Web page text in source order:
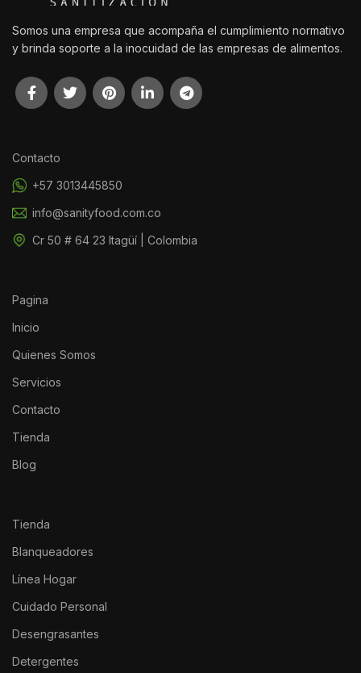
Somos una empresa que acompaña el cumplimiento normativo
y brinda soporte a la inocuidad de las empresas de alimentos.
Contacto
+57 3013445850
info@sanityfood.com.co
Cr 50 # 64 23 Itagüí | Colombia
Pagina
Inicio
Quienes Somos
Servicios
Contacto
Tienda
Blog
Tienda
Blanqueadores
Línea Hogar
Cuidado Personal
Desengrasantes
Detergentes